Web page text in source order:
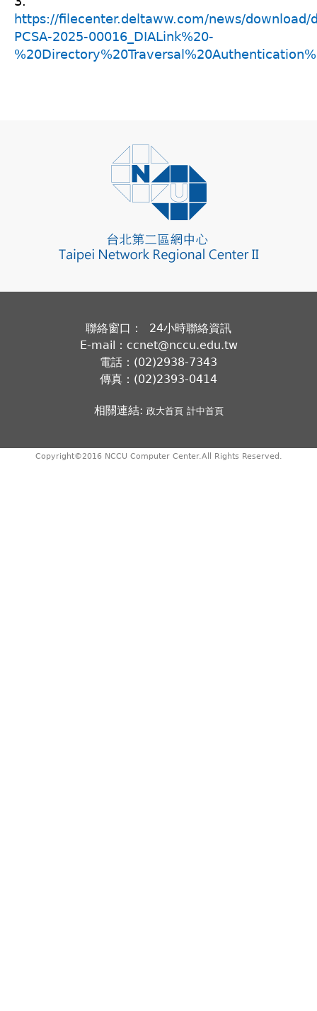
https://filecenter.deltaww.com/news/download/
PCSA-2025-00016_DIALink%20-
聯絡窗口： 24小時聯絡資訊
E-mail：ccnet@nccu.edu.tw
電話：(02)2938-7343
傳真：(02)2393-0414
相關連結: 政大首頁 計中首頁
Copyright©2016 NCCU Computer Center.All Rights Reserved.